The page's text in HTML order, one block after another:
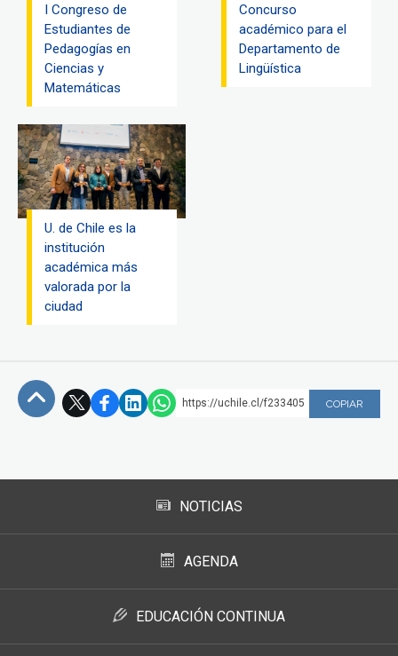
I Congreso de
Estudiantes de
Pedagogías en
Ciencias y
Matemáticas
Concurso
académico para el
Departamento de
Lingüística
U. de Chile es la
institución
académica más
valorada por la
ciudad
https://uchile.cl/f233405 COPIAR
NOTICIAS
AGENDA
EDUCACIÓN CONTINUA